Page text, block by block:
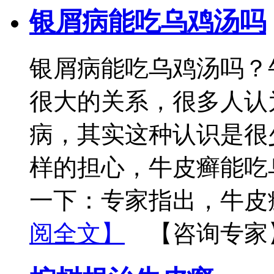
银屑病能吃乌鸡汤吗
银屑病能吃乌鸡汤吗
很大的关系，很多人
病，其实这种认识是
样的担心，牛皮癣能
一下：专家指出，牛
阅全文】
【咨询专